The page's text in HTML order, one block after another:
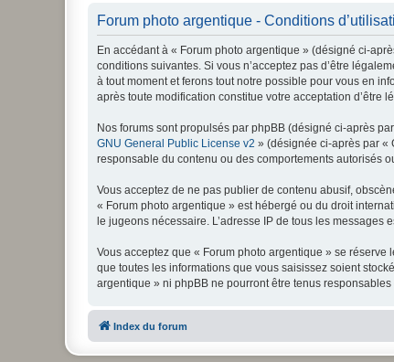
Forum photo argentique - Conditions
En accédant à « Forum photo argentique » (désigné ci-
conditions suivantes. Si vous n’acceptez pas d’être
à tout moment et ferons tout notre possible pour vous en
après toute modification constitue votre acceptation d’être
Nos forums sont propulsés par phpBB (désigné ci-après
GNU General Public License v2 » (désignée ci-après par «
responsable du contenu ou des comportements autorisés
Vous acceptez de ne pas publier de contenu abusif,
« Forum photo argentique » est hébergé ou du droit
le jugeons nécessaire. L’adresse IP de tous les messages
Vous acceptez que « Forum photo argentique » se
que toutes les informations que vous saisissez soient
argentique » ni phpBB ne pourront être tenus
Index du forum